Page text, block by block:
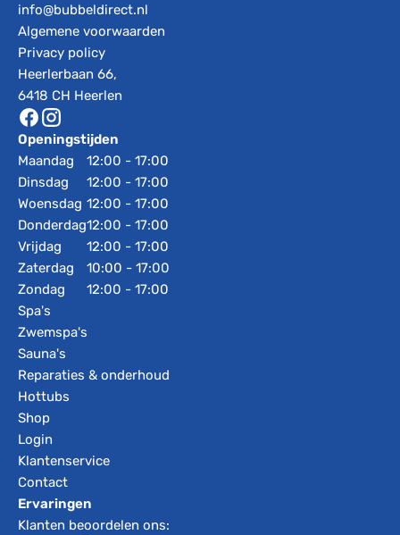
info@bubbeldirect.nl
Algemene voorwaarden
Privacy policy
Heerlerbaan 66,
6418 CH Heerlen
Openingstijden
Maandag
Dinsdag
Woensdag
Donderdag
Vrijdag
Zaterdag
Zondag
12:00 - 17:00
12:00 - 17:00
12:00 - 17:00
12:00 - 17:00
12:00 - 17:00
10:00 - 17:00
12:00 - 17:00
Spa's
Zwemspa's
Sauna's
Reparaties & onderhoud
Hottubs
Shop
Login
Klantenservice
Contact
Ervaringen
Klanten beoordelen ons: